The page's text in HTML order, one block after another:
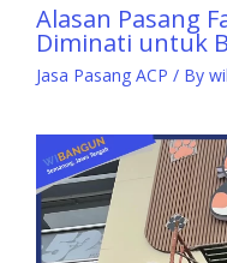
Alasan Pasang
Diminati untuk
Jasa Pasang ACP / By